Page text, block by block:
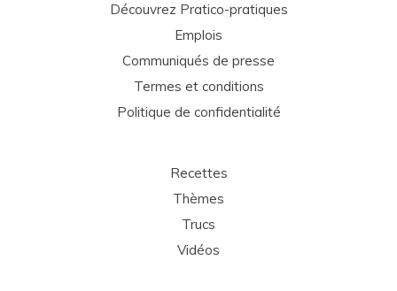
Découvrez Pratico-pratiques
Emplois
Communiqués de presse
Termes et conditions
Politique de confidentialité
Recettes
Thèmes
Trucs
Vidéos